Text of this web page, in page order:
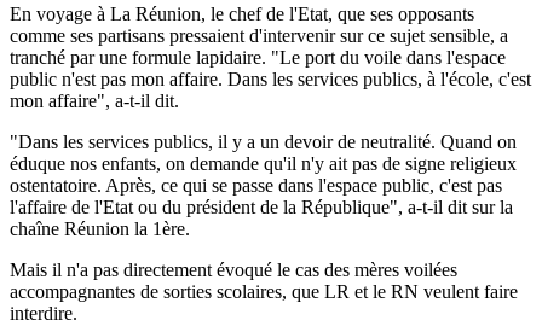
En voyage à La Réunion, le chef de l'Etat, que ses opposants
comme ses partisans pressaient d'intervenir sur ce sujet sensible, a
tranché par une formule lapidaire. "Le port du voile dans l'espace
public n'est pas mon affaire. Dans les services publics, à l'école, c'est
mon affaire", a-t-il dit.
"Dans les services publics, il y a un devoir de neutralité. Quand on
éduque nos enfants, on demande qu'il n'y ait pas de signe religieux
ostentatoire. Après, ce qui se passe dans l'espace public, c'est pas
l'affaire de l'Etat ou du président de la République", a-t-il dit sur la
chaîne Réunion la 1ère.
Mais il n'a pas directement évoqué le cas des mères voilées
accompagnantes de sorties scolaires, que LR et le RN veulent faire
interdire.